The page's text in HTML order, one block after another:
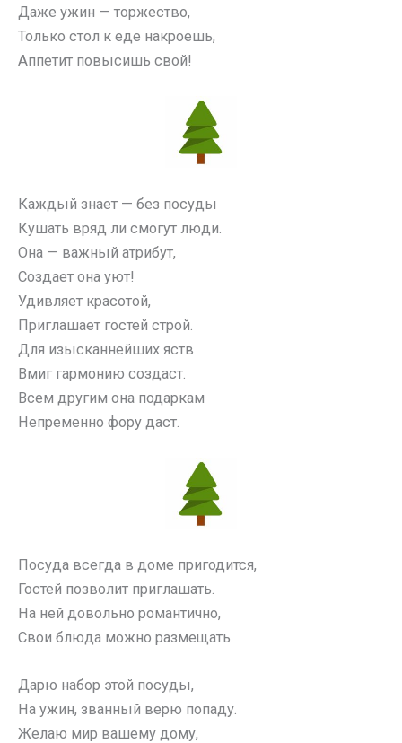
Даже ужин — торжество,
Только стол к еде накроешь,
Аппетит повысишь свой!
Каждый знает — без посуды
Кушать вряд ли смогут люди.
Она — важный атрибут,
Создает она уют!
Удивляет красотой,
Приглашает гостей строй.
Для изысканнейших яств
Вмиг гармонию создаст.
Всем другим она подаркам
Непременно фору даст.
Посуда всегда в доме пригодится,
Гостей позволит приглашать.
На ней довольно романтично,
Свои блюда можно размещать.
Дарю набор этой посуды,
На ужин, званный верю попаду.
Желаю мир вашему дому,